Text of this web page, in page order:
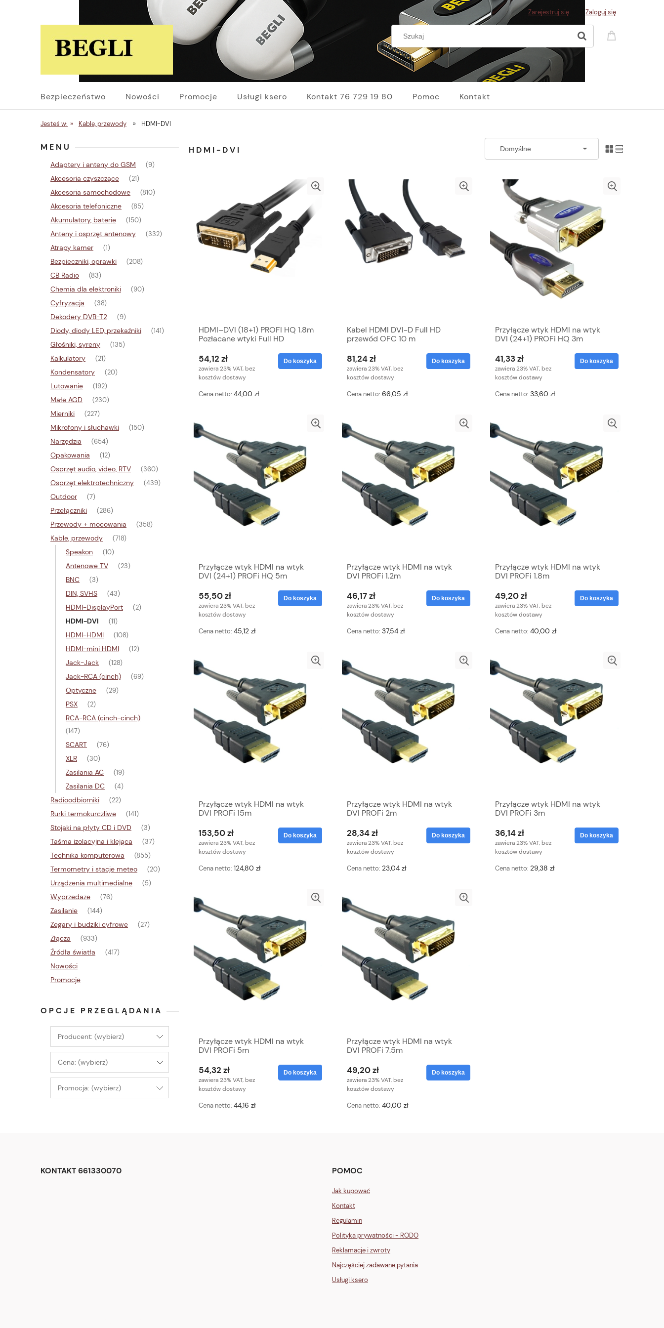
Zarejestruj się Zaloguj się
Bezpieczeństwo Nowości Promocje Usługi ksero Kontakt 76 729 19 80 Pomoc Kontakt
Jesteś w: » Kable, przewody » HDMI-DVI
MENU
Adaptery i anteny do GSM (9)
Akcesoria czyszczące (21)
Akcesoria samochodowe (810)
Akcesoria telefoniczne (85)
Akumulatory, baterie (150)
Anteny i osprzęt antenowy (332)
Atrapy kamer (1)
Bezpieczniki, oprawki (208)
CB Radio (83)
Chemia dla elektroniki (90)
Cyfryzacja (38)
Dekodery DVB-T2 (9)
Diody, diody LED, przekaźniki (141)
Głośniki, syreny (135)
Kalkulatory (21)
Kondensatory (20)
Lutowanie (192)
Małe AGD (230)
Mierniki (227)
Mikrofony i słuchawki (150)
Narzędzia (654)
Opakowania (12)
Osprzęt audio, video, RTV (360)
Osprzęt elektrotechniczny (439)
Outdoor (7)
Przełączniki (286)
Przewody + mocowania (358)
Kable, przewody (718)
Speakon (10)
Antenowe TV (23)
BNC (3)
DIN, SVHS (43)
HDMI-DisplayPort (2)
HDMI-DVI (11)
HDMI-HDMI (108)
HDMI-mini HDMI (12)
Jack-Jack (128)
Jack-RCA (cinch) (69)
Optyczne (29)
PSX (2)
RCA-RCA (cinch-cinch)
(147)
SCART (76)
XLR (30)
Zasilania AC (19)
Zasilania DC (4)
Radioodbiorniki (22)
Rurki termokurczliwe (141)
Stojaki na płyty CD i DVD (3)
Taśma izolacyjna i klejąca (37)
Technika komputerowa (855)
Termometry i stacje meteo (20)
Urządzenia multimedialne (5)
Wyprzedaże (76)
Zasilanie (144)
Zegary i budziki cyfrowe (27)
Złącza (933)
Źródła światła (417)
Nowości
Promocje
OPCJE PRZEGLĄDANIA
Producent: (wybierz)
Cena: (wybierz)
Promocja: (wybierz)
HDMI-DVI
HDMI–DVI (18+1) PROFI HQ 1.8m
Pozłacane wtyki Full HD
54,12 zł
zawiera 23% VAT, bez
kosztów dostawy
Cena netto: 44,00 zł
Do koszyka
Kabel HDMI DVI-D Full HD
przewód OFC 10 m
81,24 zł
zawiera 23% VAT, bez
kosztów dostawy
Cena netto: 66,05 zł
Do koszyka
Przyłącze wtyk HDMI na wtyk
DVI (24+1) PROFi HQ 3m
41,33 zł
zawiera 23% VAT, bez
kosztów dostawy
Cena netto: 33,60 zł
Do koszyka
Przyłącze wtyk HDMI na wtyk
DVI (24+1) PROFi HQ 5m
55,50 zł
zawiera 23% VAT, bez
kosztów dostawy
Cena netto: 45,12 zł
Do koszyka
Przyłącze wtyk HDMI na wtyk
DVI PROFi 1.2m
46,17 zł
zawiera 23% VAT, bez
kosztów dostawy
Cena netto: 37,54 zł
Do koszyka
Przyłącze wtyk HDMI na wtyk
DVI PROFi 1.8m
49,20 zł
zawiera 23% VAT, bez
kosztów dostawy
Cena netto: 40,00 zł
Do koszyka
Przyłącze wtyk HDMI na wtyk
DVI PROFi 15m
153,50 zł
zawiera 23% VAT, bez
kosztów dostawy
Cena netto: 124,80 zł
Do koszyka
Przyłącze wtyk HDMI na wtyk
DVI PROFi 2m
28,34 zł
zawiera 23% VAT, bez
kosztów dostawy
Cena netto: 23,04 zł
Do koszyka
Przyłącze wtyk HDMI na wtyk
DVI PROFi 3m
36,14 zł
zawiera 23% VAT, bez
kosztów dostawy
Cena netto: 29,38 zł
Do koszyka
Przyłącze wtyk HDMI na wtyk
DVI PROFi 5m
54,32 zł
zawiera 23% VAT, bez
kosztów dostawy
Cena netto: 44,16 zł
Do koszyka
Przyłącze wtyk HDMI na wtyk
DVI PROFi 7.5m
49,20 zł
zawiera 23% VAT, bez
kosztów dostawy
Cena netto: 40,00 zł
Do koszyka
KONTAKT 661330070 POMOC
Jak kupować
Kontakt
Regulamin
Polityka prywatności - RODO
Reklamacje i zwroty
Najczęściej zadawane pytania
Usługi ksero